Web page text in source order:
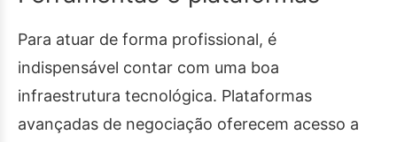
Para atuar de forma profissional, é
indispensável contar com uma boa
infraestrutura tecnológica. Plataformas
avançadas de negociação oferecem acesso a